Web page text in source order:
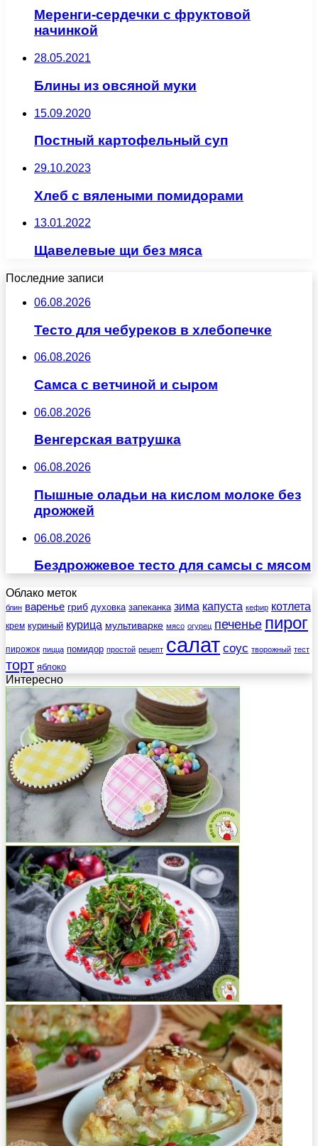
Меренги-сердечки с фруктовой
начинкой
28.05.2021
Блины из овсяной муки
15.09.2020
Постный картофельный суп
29.10.2023
Хлеб с вялеными помидорами
13.01.2022
Щавелевые щи без мяса
Последние записи
06.08.2026
Тесто для чебуреков в хлебопечке
06.08.2026
Самса с ветчиной и сыром
06.08.2026
Венгерская ватрушка
06.08.2026
Пышные оладьи на кислом молоке без
дрожжей
06.08.2026
Бездрожжевое тесто для самсы с мясом
Облако меток
блин варенье гриб духовка запеканка зима капуста кефир котлета
крем куриный курица мультиварке мясо огурец печенье пирог
пирожок пицца помидор простой рецепт салат соус творожный тест
торт яблоко
Интересно